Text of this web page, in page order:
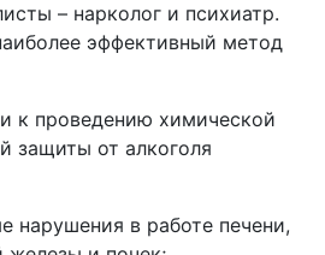
– нарколог и психиатр.
эффективный метод
к проведению химической
защиты от алкоголя
нарушения в работе печени,